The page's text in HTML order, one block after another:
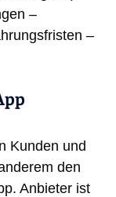
–
–
Kunden und
den
Anbieter ist